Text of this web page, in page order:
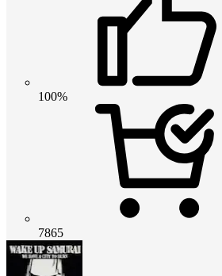
100%
7865